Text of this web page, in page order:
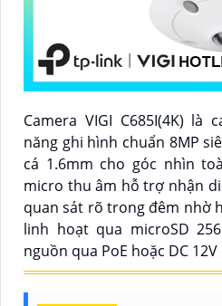
Camera VIGI C685I(4K) là
năng ghi hình chuẩn 8MP
cá 1.6mm cho góc nhìn
micro thu âm hỗ trợ nhận
quan sát rõ trong đêm nhờ
linh hoạt qua microSD
nguồn qua PoE hoặc DC 12V